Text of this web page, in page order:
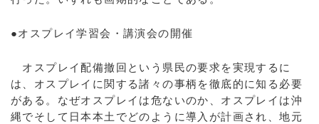
●オスプレイ学習会・講演会の開催
オスプレイ配備撤回という県民の要求を実現するに
は、オスプレイに関する諸々の事柄を徹底的に知る必要
がある。なぜオスプレイは危ないのか、オスプレイは沖
縄でそして日本本土でどのように導入が計画され、地元